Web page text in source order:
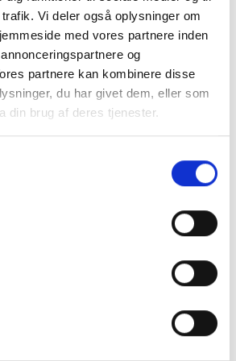
Vi deler også oplysninger om
med vores partnere inden
og
partnere kan kombinere disse
du har givet dem, eller som
din brug af deres tjenester.
hos